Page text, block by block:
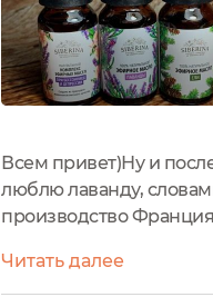
Всем привет)Ну и
люблю лаванду,
производство
пластиковая
Читать далее